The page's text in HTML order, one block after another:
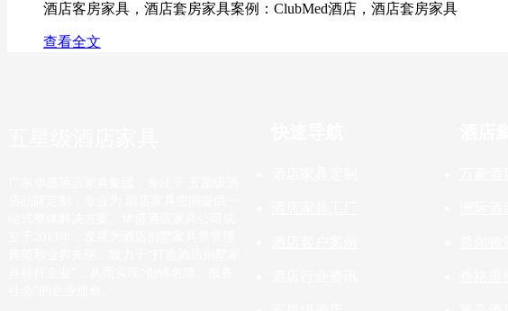
酒店客房家具，酒店套房家具案例：ClubMed酒店，酒店套房家具
查看全文